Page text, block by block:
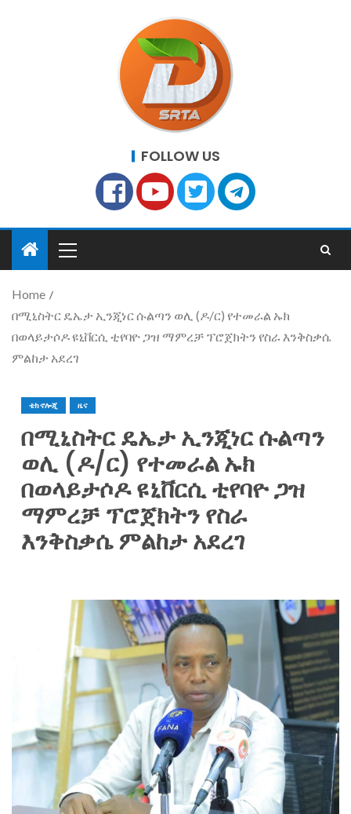
FOLLOW US
Home
በሚኒስትር ዴኤታ ኢንጂነር ሱልጣን ወሊ (ዶ/ር) የተመራል ኡክ
በወላይታሶዶ ዩኒቨርሲ ቲየባዮ ጋዝ ማምረቻ ፕሮጀክትን የስራ እንቅስቃሴ
ምልከታ አደረገ
ቴክኖሎጂ ዜና
በሚኒስትር ዴኤታ ኢንጂነር ሱልጣን
ወሊ (ዶ/ር) የተመራል ኡክ
በወላይታሶዶ ዩኒቨርሲ ቲየባዮ ጋዝ
ማምረቻ ፕሮጀክትን የስራ
እንቅስቃሴ ምልከታ አደረገ